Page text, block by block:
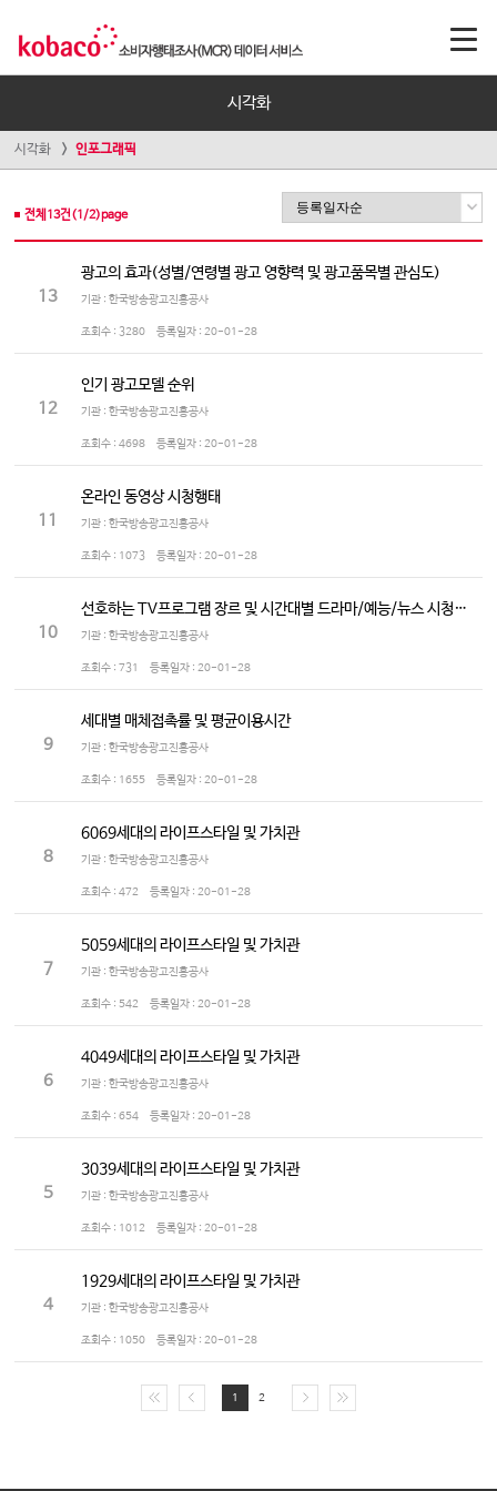
시각화
시각화 인포그래픽
전체 13건(1 /2)page
13
광고의 효과(성별/연령별 광고 영향력 및 광고품목별 관심도)
기관 : 한국방송광고진흥공사
조회수 : 3280 등록일자 : 20-01-28
12
인기 광고모델 순위
기관 : 한국방송광고진흥공사
조회수 : 4698 등록일자 : 20-01-28
11
온라인 동영상 시청행태
기관 : 한국방송광고진흥공사
조회수 : 1073 등록일자 : 20-01-28
10
선호하는 TV프로그램 장르 및 시간대별 드라마/예능/뉴스 시청정도
기관 : 한국방송광고진흥공사
조회수 : 731 등록일자 : 20-01-28
9
세대별 매체접촉률 및 평균이용시간
기관 : 한국방송광고진흥공사
조회수 : 1655 등록일자 : 20-01-28
8
6069세대의 라이프스타일 및 가치관
기관 : 한국방송광고진흥공사
조회수 : 472 등록일자 : 20-01-28
7
5059세대의 라이프스타일 및 가치관
기관 : 한국방송광고진흥공사
조회수 : 542 등록일자 : 20-01-28
6
4049세대의 라이프스타일 및 가치관
기관 : 한국방송광고진흥공사
조회수 : 654 등록일자 : 20-01-28
5
3039세대의 라이프스타일 및 가치관
기관 : 한국방송광고진흥공사
조회수 : 1012 등록일자 : 20-01-28
4
1929세대의 라이프스타일 및 가치관
기관 : 한국방송광고진흥공사
조회수 : 1050 등록일자 : 20-01-28
1 2